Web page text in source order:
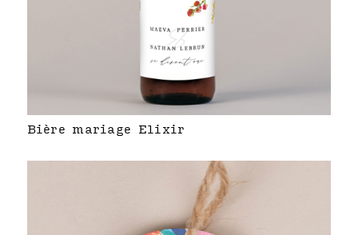
Bière mariage Elixir